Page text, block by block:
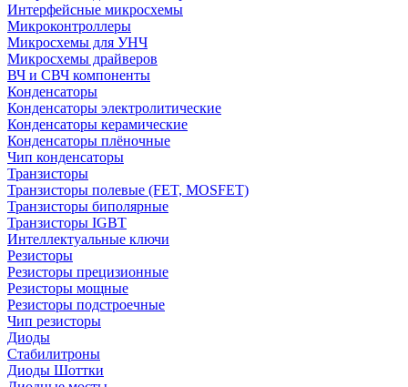
Интерфейсные микросхемы
Микроконтроллеры
Микросхемы для УНЧ
Микросхемы драйверов
ВЧ и СВЧ компоненты
Конденсаторы
Конденсаторы электролитические
Конденсаторы керамические
Конденсаторы плёночные
Чип конденсаторы
Транзисторы
Транзисторы полевые (FET, MOSFET)
Транзисторы биполярные
Транзисторы IGBT
Интеллектуальные ключи
Резисторы
Резисторы прецизионные
Резисторы мощные
Резисторы подстроечные
Чип резисторы
Диоды
Стабилитроны
Диоды Шоттки